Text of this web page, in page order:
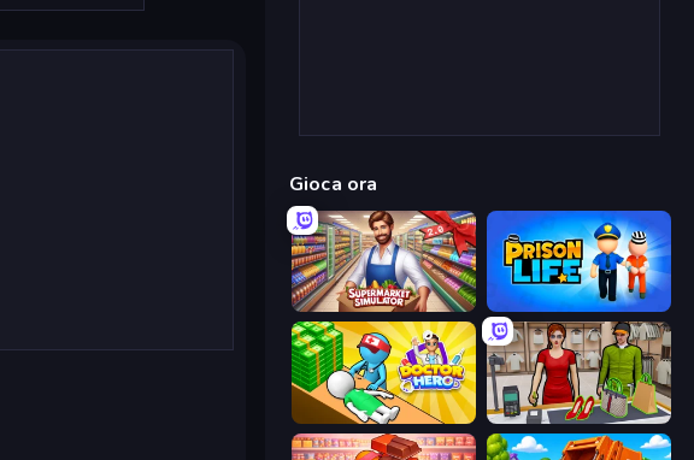
Gioca ora
Supermarket Simulator: Store Manager Prison Life
Doctor Hero Shop Master 3D